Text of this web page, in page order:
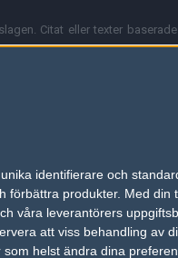
identifierare och
förbättra produkter. Med din
våra leverantörers
att viss behandling av
helst ändra dina
Citat eller texter
inte nödvändigtvis
skicka iväg ett email till
t.ex. användarnamn.
av cookies i din
kommunikation som trädde i